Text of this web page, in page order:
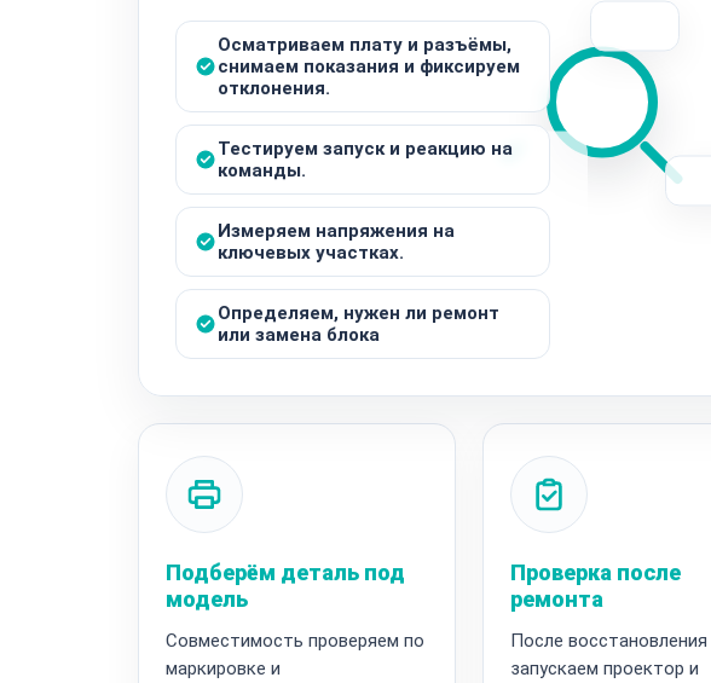
Осматриваем плату и разъёмы,
снимаем показания и фиксируем
отклонения.
Тестируем запуск и реакцию на
команды.
Измеряем напряжения на
ключевых участках.
Определяем, нужен ли ремонт
или замена блока
Подберём деталь под
модель
Совместимость проверяем по
маркировке и
Проверка после
ремонта
После восстановления
запускаем проектор и